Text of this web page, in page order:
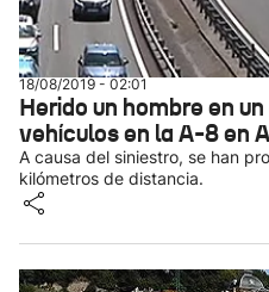
18/08/2019 - 02:01
Herido un hombre en
vehículos en la A-8 en
A causa del siniestro, se han
kilómetros de distancia.